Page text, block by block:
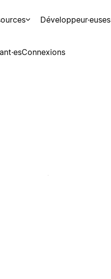
Développeur·euses
Connexions